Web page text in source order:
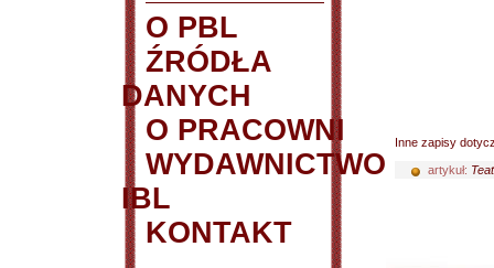
O PBL
ŹRÓDŁA
DANYCH
O PRACOWNI
WYDAWNICTWO
IBL
KONTAKT
Inne zapisy
artykuł: